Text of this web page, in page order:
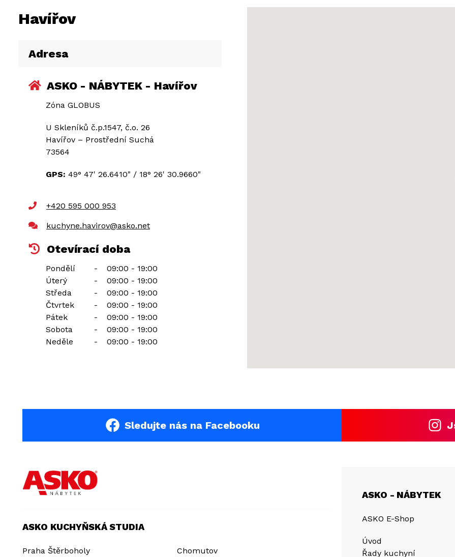
Havířov
Adresa
ASKO - NÁBYTEK - Havířov
Zóna GLOBUS
U Skleníků č.p.1547, č.o. 26
Havířov – Prostřední Suchá
73564
GPS: 49° 47' 26.6410" / 18° 26' 30.9660"
+420 595 000 953
kuchyne.havirov@asko.net
Otevírací doba
Pondělí -
09:00 - 19:00
Úterý
-
09:00 - 19:00
Středa
-
09:00 - 19:00
Čtvrtek
-
09:00 - 19:00
Pátek
-
09:00 - 19:00
Sobota
-
09:00 - 19:00
Neděle
- 09:00 - 19:00
Sledujte nás na Facebooku
ASKO KUCHYŇSKÁ STUDIA
Praha Štěrboholy Chomutov
ASKO - NÁBYTEK
ASKO E-Shop
Úvod
Řady kuchyní